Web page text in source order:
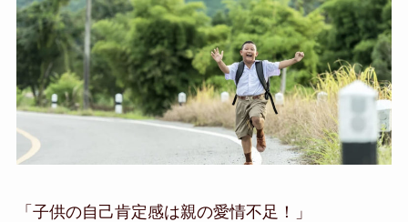
「子供の自己肯定感は親の愛情不足！」